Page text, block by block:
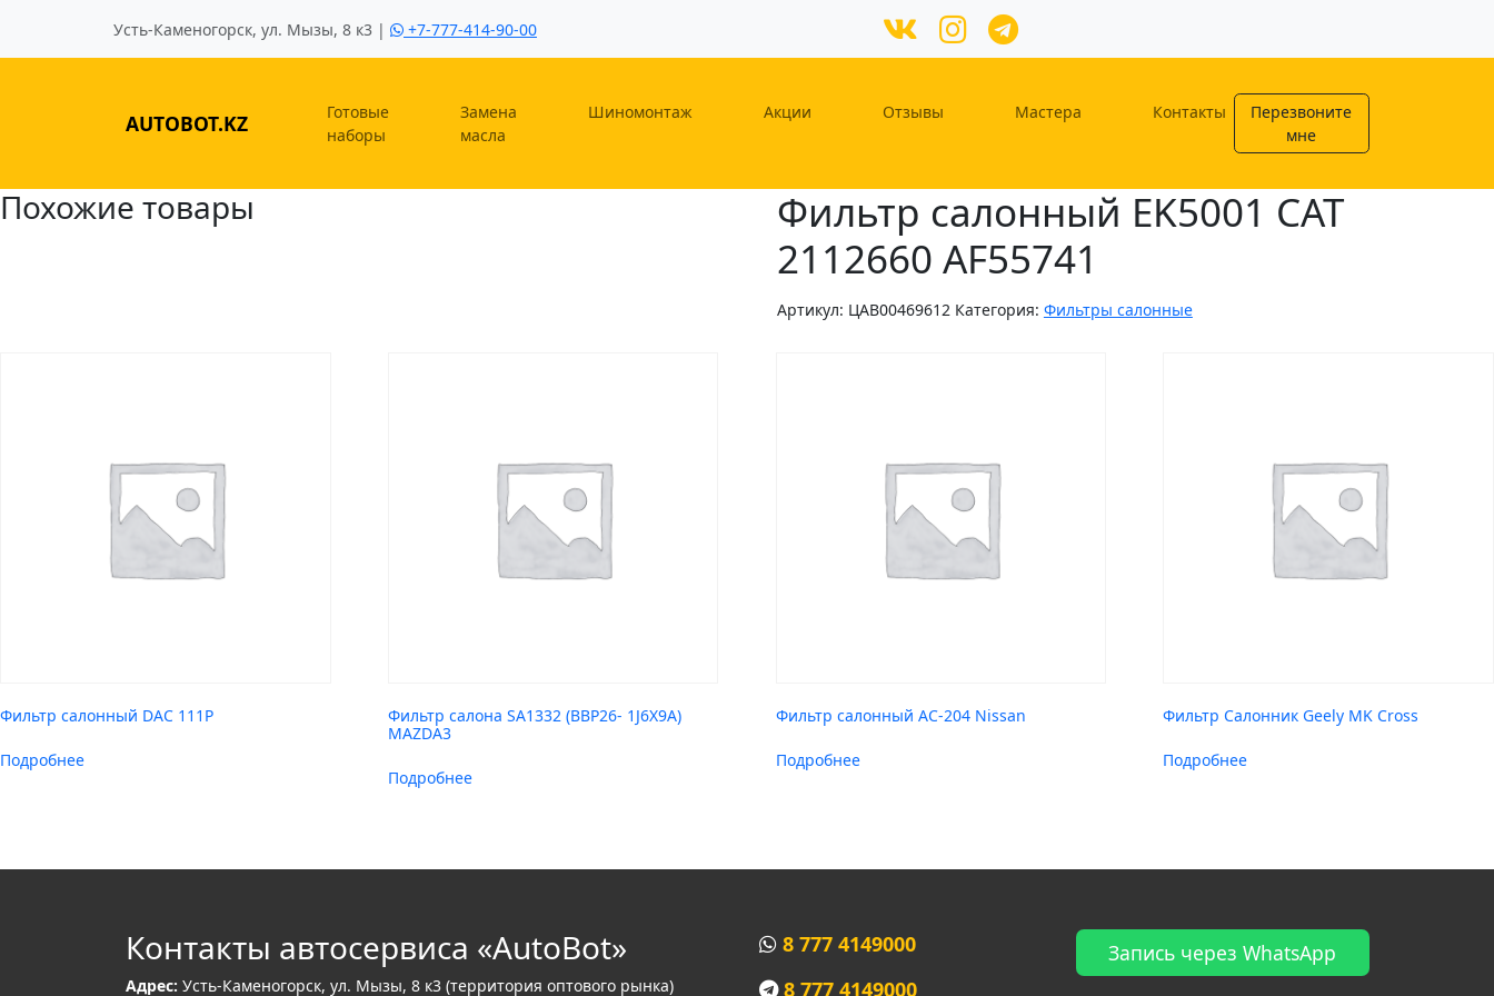
Усть-Каменогорск, ул. Мызы, 8 к3 | +7-777-414-90-00
AUTOBOT.KZ
Готовые
наборы
Замена
масла
Шиномонтаж Акции Отзывы Мастера Контакты
Перезвоните
мне
Фильтр салонный EK5001 CAT
2112660 AF55741
Артикул: ЦAB00469612 Категория: Фильтры салонные
Похожие товары
Фильтр салонный DAC 111P
Подробнее
Фильтр салона SA1332 (BBP26- 1J6X9A)
MAZDA3
Подробнее
Фильтр салонный AC-204 Nissan
Подробнее
Фильтр Салонник Geely MK Cross
Подробнее
Контакты автосервиса «AutoBot»
Адрес: Усть-Каменогорск, ул. Мызы, 8 к3 (территория оптового рынка)
8 777 4149000
8 777 4149000
Запись через WhatsApp